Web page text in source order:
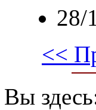
28/
<<
Вы